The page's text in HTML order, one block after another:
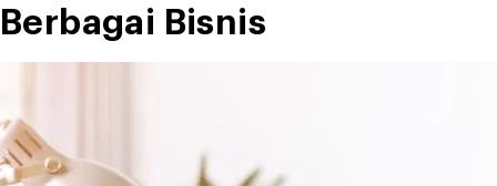
Berbagai Bisnis